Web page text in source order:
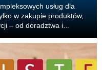
usług dla
w zakupie produktów,
– od doradztwa i
tak dzia...